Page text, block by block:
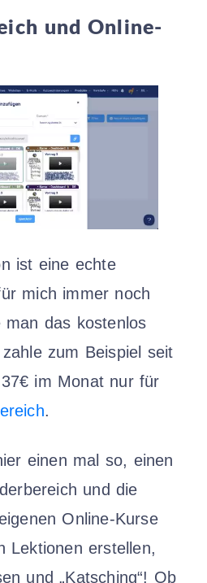
und Online-
ist eine echte
mich immer noch
man das kostenlos
zum Beispiel seit
im Monat nur für
.
einen mal so, einen
und die
Online-Kurse
Lektionen erstellen,
und „Katsching“! Ob